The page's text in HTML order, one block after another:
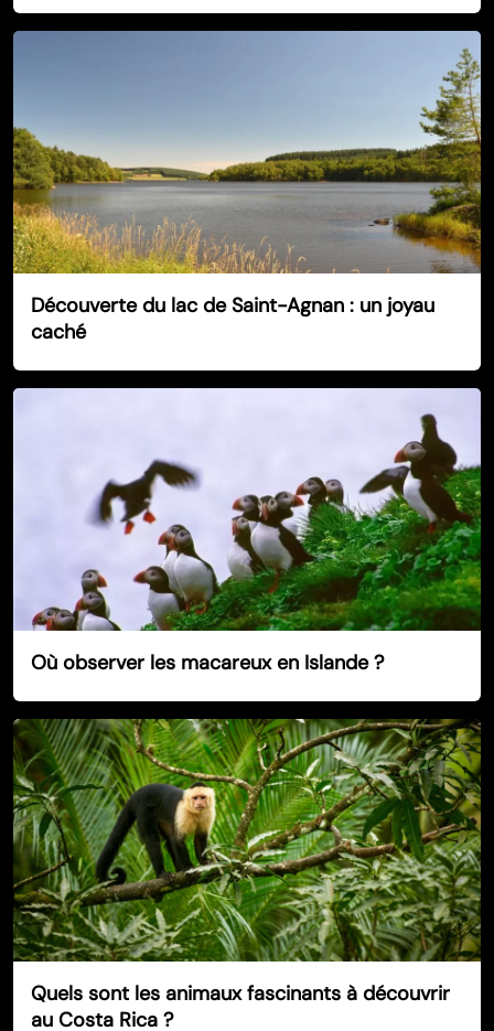
Découverte du lac de Saint-Agnan : un joyau
caché
Où observer les macareux en Islande ?
Quels sont les animaux fascinants à découvrir
au Costa Rica ?